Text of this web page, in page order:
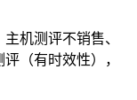
主机测评不销售、
（有时效性），